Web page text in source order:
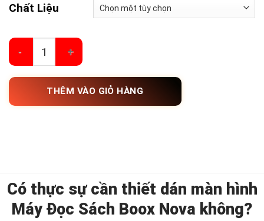
Chất Liệu
Dán Màn Hình Máy Đọc Sách Boox Nova số
THÊM VÀO GIỎ HÀNG
Có thực sự cần thiết dán màn hình
Máy Đọc Sách Boox Nova không?